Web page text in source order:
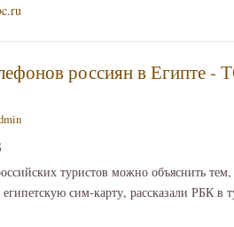
россиян в Египте -
туристов можно объяснить тем,
сим-карту, рассказали РБК в